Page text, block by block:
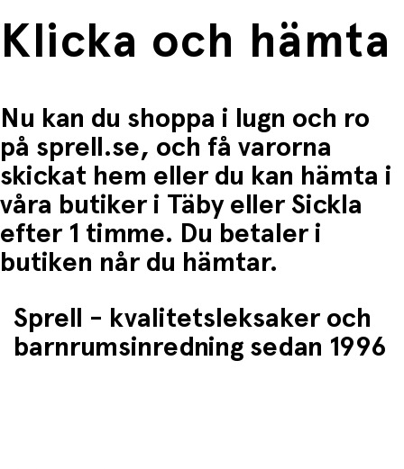
Klicka och hämta
Nu kan du shoppa i lugn och ro
på sprell.se, och få varorna
skickat hem eller du kan hämta i
våra butiker i Täby eller Sickla
efter 1 timme. Du betaler i
butiken når du hämtar.
Sprell - kvalitetsleksaker och
barnrumsinredning sedan 1996